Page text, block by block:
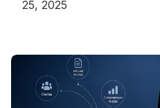
25, 2025